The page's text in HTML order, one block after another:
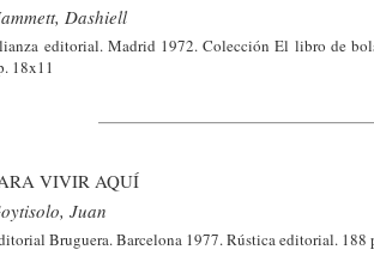
Dashiell
editorial. Madrid 1972. Colección El libro de
18x11
VIVIR AQUÍ
Juan
Bruguera. Barcelona 1977. Rústica editorial.